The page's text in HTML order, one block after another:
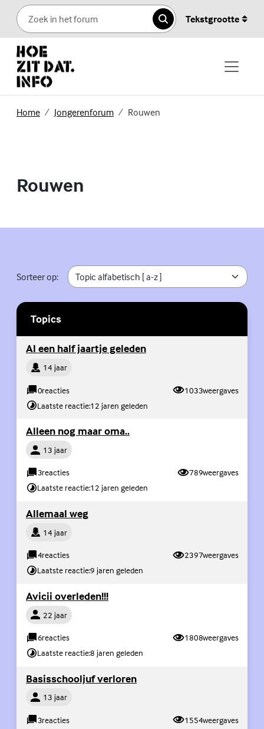
Skip to content
Zoeken
Tekstgrootte
Home(Externe link)
Jongerenforum(Externe link)
Rouwen
Rouwen
Sorteer op:
Topics
Al een half jaartje geleden
Persoon14 jaar
0reacties 1033weergaves
Laatste reactie:12 jaren geleden
Alleen nog maar oma..
Persoon13 jaar
3reacties 789weergaves
Laatste reactie:12 jaren geleden
Allemaal weg
Persoon14 jaar
4reacties 2397weergaves
Laatste reactie:9 jaren geleden
Avicii overleden!!!
Persoon22 jaar
6reacties 1808weergaves
Laatste reactie:8 jaren geleden
Basisschooljuf verloren
Persoon13 jaar
3reacties 1554weergaves